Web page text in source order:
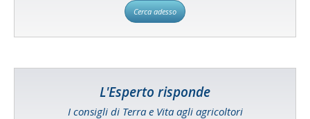
Cerca adesso
L'Esperto risponde
I consigli di Terra e Vita agli agricoltori